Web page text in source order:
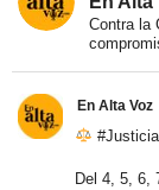
Contra la
En Alta Voz
Del 4, 5, 6,